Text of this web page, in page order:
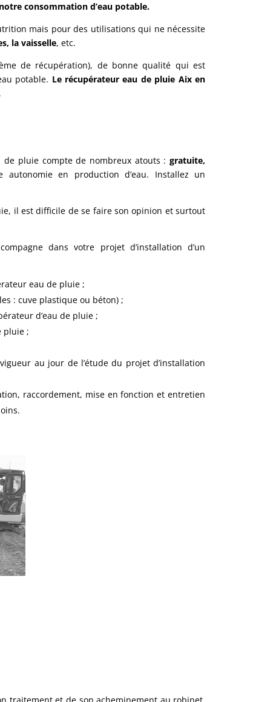
consommation d’eau potable.
mais pour des utilisations qui ne nécessite
la vaisselle, etc.
de récupération), de bonne qualité qui est
potable. Le récupérateur eau de pluie Aix en
de pluie compte de nombreux atouts :gratuite,
en production d’eau. Installez un
il est difficile de se faire son opinion et surtout
dans votre projet d’installation d’un
eau de pluie ;
: cuve plastique ou béton) ;
d’eau de pluie ;
pluie ;
au jour de l’étude du projet d’installation
raccordement, mise en fonction et entretien